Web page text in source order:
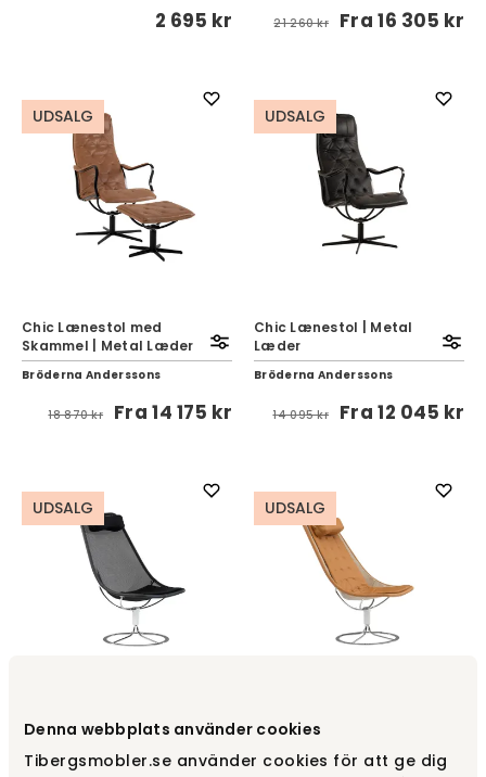
Denna webbplats använder cookies
Tibergsmobler.se använder cookies för att ge dig
2 695 kr 21 260 kr Fra16 305 kr
UDSALG
Chic Lænestol med
Skammel | Metal Læder
Bröderna Anderssons
18 870 kr Fra14 175 kr
UDSALG
Chic Lænestol | Metal
Læder
Bröderna Anderssons
14 095 kr Fra12 045 kr
UDSALG
Jetson 66 lænestol, kort
pude, sort
Bruno Mathsson
UDSALG
Jetson 66 lænestol, lang
pude, cognac
Bruno Mathsson